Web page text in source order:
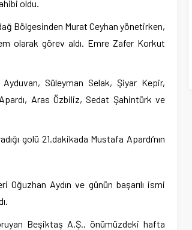
oldu.
Bölgesinden Murat Ceyhan yönetirken,
olarak görev aldı. Emre Zafer Korkut
Süleyman Selak, Şiyar Kepir,
Aras Özbiliz, Sedat Şahintürk ve
golü 21.dakikada Mustafa Apardı’nın
Oğuzhan Aydın ve günün başarılı ismi
Beşiktaş A.Ş., önümüzdeki hafta